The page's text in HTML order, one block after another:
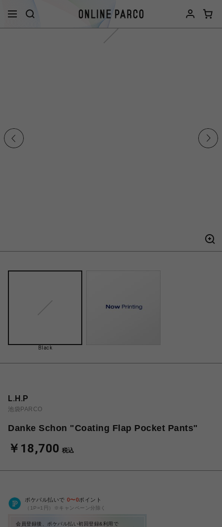
Black
L.H.P
池袋PARCO
Danke Schon "Coating Flap Pocket Pants"
￥18,700 税込
ポケパル払いで 0〜0ポイント
（1P=1円）※キャンペーン分除く
会員登録後、ポケパル払い初回登録&利用で